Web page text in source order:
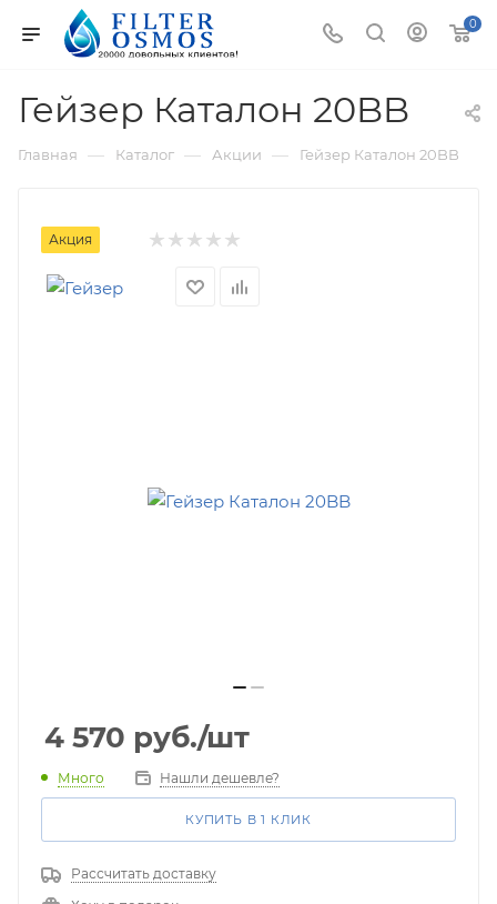
0
Гейзер Каталон 20BB
Главная — Каталог — Акции — Гейзер Каталон 20BB
Акция
4 570 руб./шт
Много Нашли дешевле?
КУПИТЬ В 1 КЛИК
Рассчитать доставку